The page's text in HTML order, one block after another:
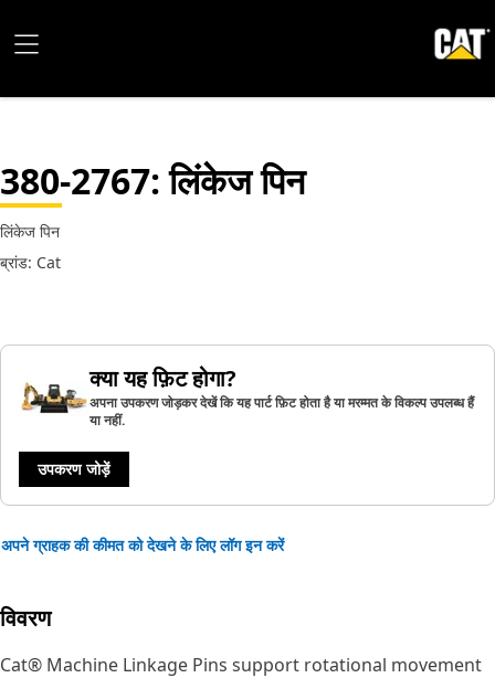
380-2767: लिंकेज पिन
लिंकेज पिन
ब्रांड: Cat
क्या यह फ़िट होगा?
अपना उपकरण जोड़कर देखें कि यह पार्ट फ़िट होता है या मरम्मत के विकल्प उपलब्ध हैं
या नहीं.
उपकरण जोड़ें
अपने ग्राहक की कीमत को देखने के लिए लॉग इन करें
विवरण
Cat® Machine Linkage Pins support rotational movement